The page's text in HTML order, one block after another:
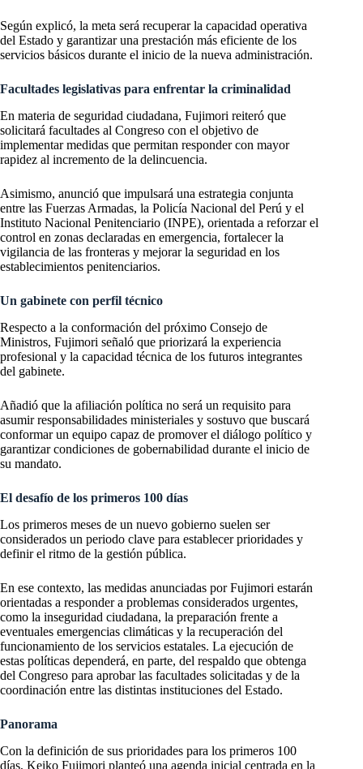
Según explicó, la meta será recuperar la capacidad operativa
del Estado y garantizar una prestación más eficiente de los
servicios básicos durante el inicio de la nueva administración.
Facultades legislativas para enfrentar la criminalidad
En materia de seguridad ciudadana, Fujimori reiteró que
solicitará facultades al Congreso con el objetivo de
implementar medidas que permitan responder con mayor
rapidez al incremento de la delincuencia.
Asimismo, anunció que impulsará una estrategia conjunta
entre las Fuerzas Armadas, la Policía Nacional del Perú y el
Instituto Nacional Penitenciario (INPE), orientada a reforzar el
control en zonas declaradas en emergencia, fortalecer la
vigilancia de las fronteras y mejorar la seguridad en los
establecimientos penitenciarios.
Un gabinete con perfil técnico
Respecto a la conformación del próximo Consejo de
Ministros, Fujimori señaló que priorizará la experiencia
profesional y la capacidad técnica de los futuros integrantes
del gabinete.
Añadió que la afiliación política no será un requisito para
asumir responsabilidades ministeriales y sostuvo que buscará
conformar un equipo capaz de promover el diálogo político y
garantizar condiciones de gobernabilidad durante el inicio de
su mandato.
El desafío de los primeros 100 días
Los primeros meses de un nuevo gobierno suelen ser
considerados un periodo clave para establecer prioridades y
definir el ritmo de la gestión pública.
En ese contexto, las medidas anunciadas por Fujimori estarán
orientadas a responder a problemas considerados urgentes,
como la inseguridad ciudadana, la preparación frente a
eventuales emergencias climáticas y la recuperación del
funcionamiento de los servicios estatales. La ejecución de
estas políticas dependerá, en parte, del respaldo que obtenga
del Congreso para aprobar las facultades solicitadas y de la
coordinación entre las distintas instituciones del Estado.
Panorama
Con la definición de sus prioridades para los primeros 100
días, Keiko Fujimori planteó una agenda inicial centrada en la